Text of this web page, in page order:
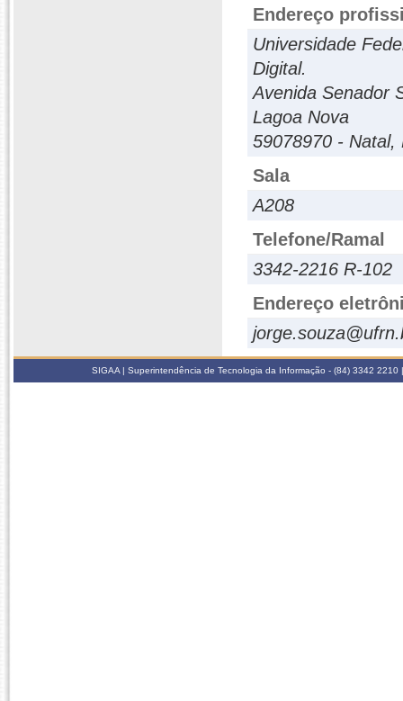
Endereço
Universidade
Digital.
Avenida Senador
Lagoa Nova
59078970 - Natal,
Sala
A208
Telefone/Ramal
3342-2216 R-102
Endereço
SIGAA | Superintendência de Tecnologia da Informação - (84) 3342